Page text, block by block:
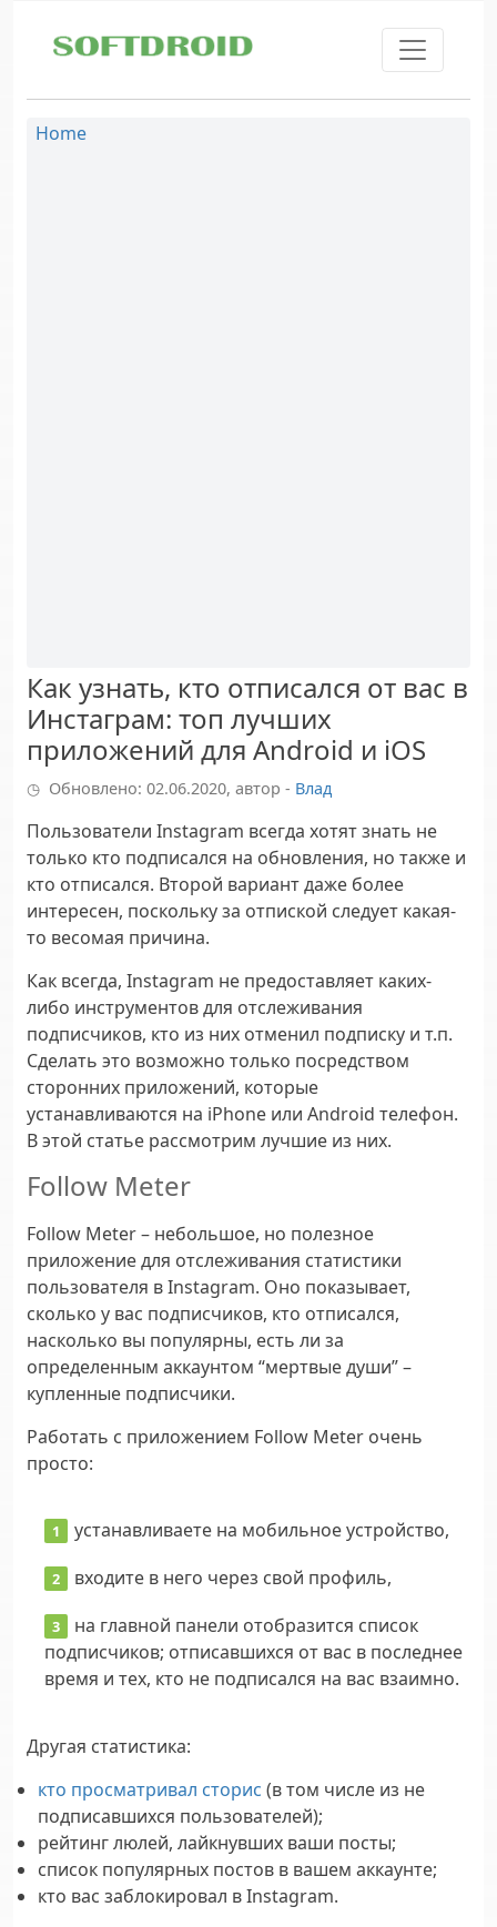
Home
Как узнать, кто отписался от вас в
Инстаграм: топ лучших
приложений для Android и iOS
Обновлено: 02.06.2020, автор - Влад
Пользователи Instagram всегда хотят знать не
только кто подписался на обновления, но также и
кто отписался. Второй вариант даже более
интересен, поскольку за отпиской следует какая-
то весомая причина.
Как всегда, Instagram не предоставляет каких-
либо инструментов для отслеживания
подписчиков, кто из них отменил подписку и т.п.
Сделать это возможно только посредством
сторонних приложений, которые
устанавливаются на iPhone или Android телефон.
В этой статье рассмотрим лучшие из них.
Follow Meter
Follow Meter – небольшое, но полезное
приложение для отслеживания статистики
пользователя в Instagram. Оно показывает,
сколько у вас подписчиков, кто отписался,
насколько вы популярны, есть ли за
определенным аккаунтом “мертвые души” –
купленные подписчики.
Работать с приложением Follow Meter очень
просто:
устанавливаете на мобильное устройство,
входите в него через свой профиль,
на главной панели отобразится список
подписчиков; отписавшихся от вас в последнее
время и тех, кто не подписался на вас взаимно.
Другая статистика:
кто просматривал сторис (в том числе из не
подписавшихся пользователей);
рейтинг люлей, лайкнувших ваши посты;
список популярных постов в вашем аккаунте;
кто вас заблокировал в Instagram.